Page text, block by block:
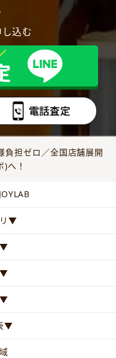
込む
負担ゼロ／全国店舗展開
へ！
▼
▼
▼
▼
▼